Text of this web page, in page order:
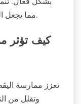
مما يجعل الرياضات الشبابية أداة قوية لتقليل التوتر.
كيف تؤثر
تعزز ممارسة
وتقلل من